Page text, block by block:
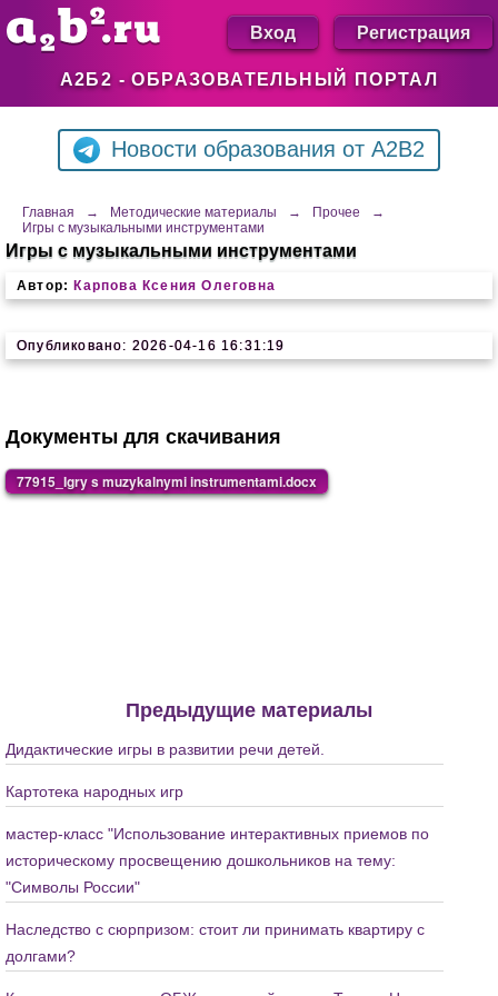
А2Б2 - ОБРАЗОВАТЕЛЬНЫЙ ПОРТАЛ
Вход Регистрация
Новости образования от A2B2
Главная → Методические материалы → Прочее
→
Игры с музыкальными инструментами
Игры с музыкальными инструментами
Автор: Карпова Ксения Олеговна
Опубликовано: 2026-04-16 16:31:19
Документы для скачивания
77915_Igry s muzykalnymi instrumentami.docx
Предыдущие материалы
Дидактические игры в развитии речи детей.
Картотека народных игр
мастер-класс "Использование интерактивных приемов по
историческому просвещению дошкольников на тему:
"Символы России"
Наследство с сюрпризом: стоит ли принимать квартиру с
долгами?